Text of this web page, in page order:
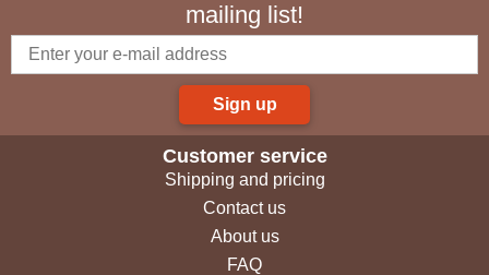
mailing list!
Sign up
Customer service
Shipping and pricing
Contact us
About us
FAQ